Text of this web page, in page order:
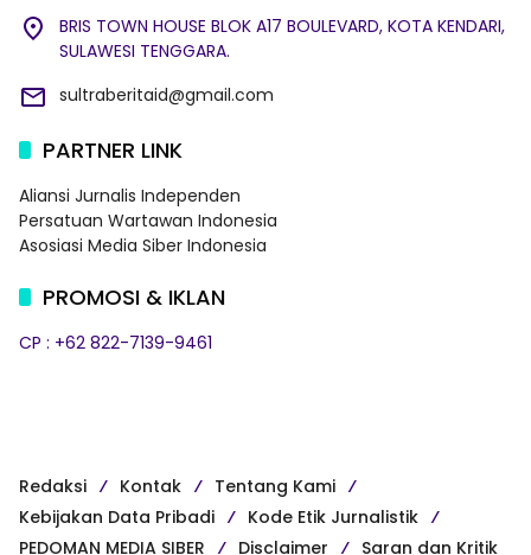
BRIS TOWN HOUSE BLOK A17 BOULEVARD, KOTA KENDARI,
SULAWESI TENGGARA.
sultraberitaid@gmail.com
PARTNER LINK
Aliansi Jurnalis Independen
Persatuan Wartawan Indonesia
Asosiasi Media Siber Indonesia
PROMOSI & IKLAN
CP : +62 822-7139-9461
Redaksi Kontak
Tentang Kami
Kebijakan Data Pribadi
Kode Etik Jurnalistik
PEDOMAN MEDIA SIBER
Disclaimer Saran dan Kritik